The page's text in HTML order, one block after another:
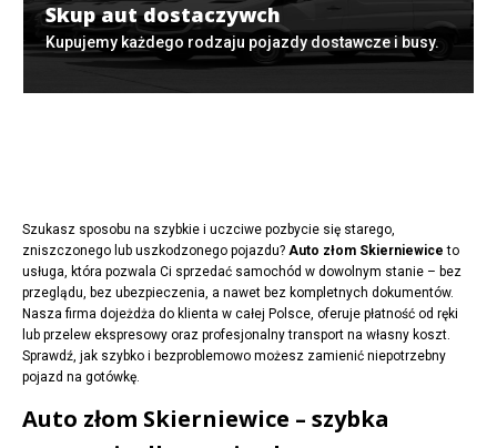
Skup aut dostaczywch
Kupujemy każdego rodzaju pojazdy dostawcze i busy.
Szukasz sposobu na szybkie i uczciwe pozbycie się starego,
zniszczonego lub uszkodzonego pojazdu? Auto złom Skierniewice to
usługa, która pozwala Ci sprzedać samochód w dowolnym stanie – bez
przeglądu, bez ubezpieczenia, a nawet bez kompletnych dokumentów.
Nasza firma dojeżdża do klienta w całej Polsce, oferuje płatność od ręki
lub przelew ekspresowy oraz profesjonalny transport na własny koszt.
Sprawdź, jak szybko i bezproblemowo możesz zamienić niepotrzebny
pojazd na gotówkę.
Auto złom Skierniewice – szybka